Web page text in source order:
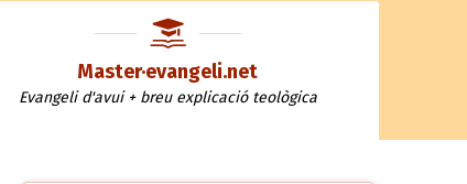
Master·evangeli.net
Evangeli d'avui + breu explicació teològica